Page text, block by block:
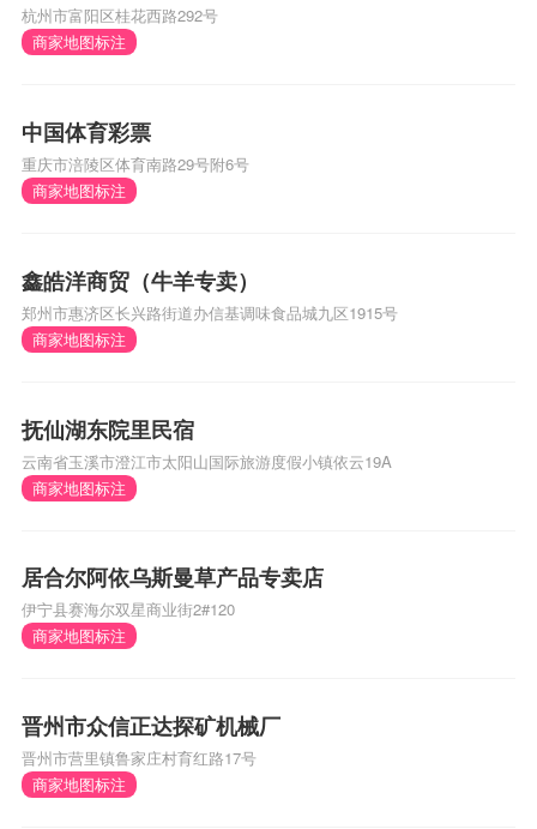
杭州市富阳区桂花西路292号
商家地图标注
中国体育彩票
重庆市涪陵区体育南路29号附6号
商家地图标注
鑫皓洋商贸（牛羊专卖）
郑州市惠济区长兴路街道办信基调味食品城九区1915号
商家地图标注
抚仙湖东院里民宿
云南省玉溪市澄江市太阳山国际旅游度假小镇依云19A
商家地图标注
居合尔阿依乌斯曼草产品专卖店
伊宁县赛海尔双星商业街2#120
商家地图标注
晋州市众信正达探矿机械厂
晋州市营里镇鲁家庄村育红路17号
商家地图标注